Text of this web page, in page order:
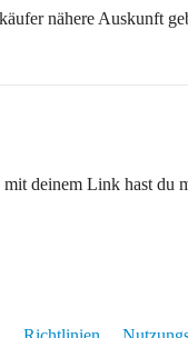
nähere Auskunft
deinem Link hast du